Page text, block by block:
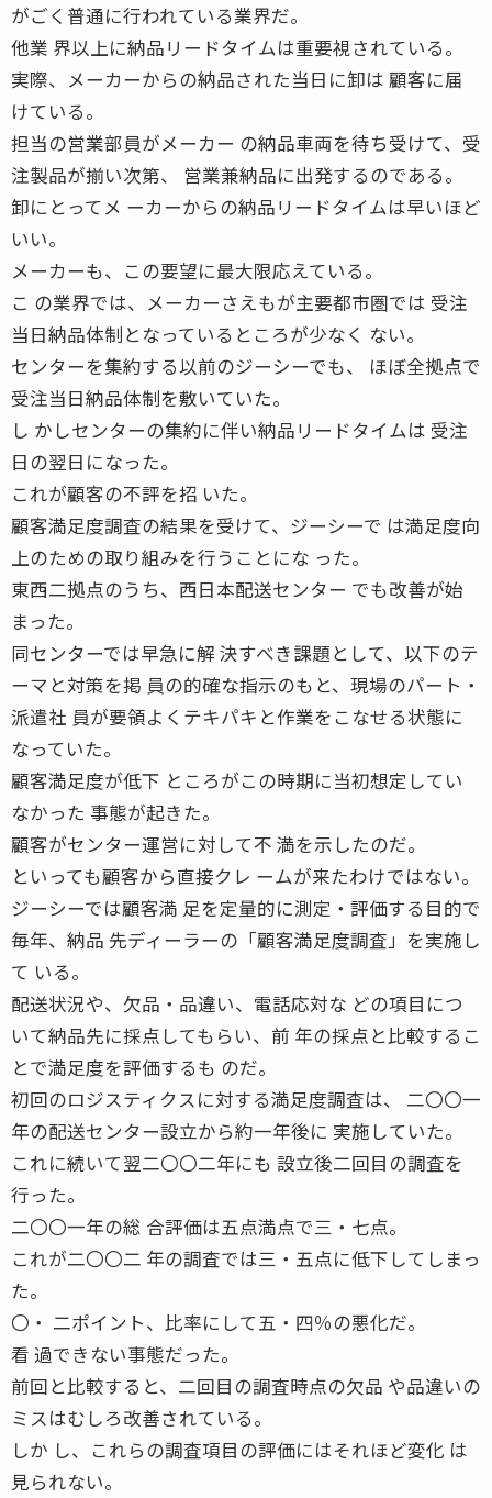
がごく普通に行われている業界だ。
他業 界以上に納品リードタイムは重要視されている。
実際、メーカーからの納品された当日に卸は 顧客に届
けている。
担当の営業部員がメーカー の納品車両を待ち受けて、受
注製品が揃い次第、 営業兼納品に出発するのである。
卸にとってメ ーカーからの納品リードタイムは早いほど
いい。
メーカーも、この要望に最大限応えている。
こ の業界では、メーカーさえもが主要都市圏では 受注
当日納品体制となっているところが少なく ない。
センターを集約する以前のジーシーでも、 ほぼ全拠点で
受注当日納品体制を敷いていた。
し かしセンターの集約に伴い納品リードタイムは 受注
日の翌日になった。
これが顧客の不評を招 いた。
顧客満足度調査の結果を受けて、ジーシーで は満足度向
上のための取り組みを行うことにな った。
東西二拠点のうち、西日本配送センター でも改善が始
まった。
同センターでは早急に解 決すべき課題として、以下のテ
ーマと対策を掲 員の的確な指示のもと、現場のパート・
派遣社 員が要領よくテキパキと作業をこなせる状態に
なっていた。
顧客満足度が低下 ところがこの時期に当初想定してい
なかった 事態が起きた。
顧客がセンター運営に対して不 満を示したのだ。
といっても顧客から直接クレ ームが来たわけではない。
ジーシーでは顧客満 足を定量的に測定・評価する目的で
毎年、納品 先ディーラーの「顧客満足度調査」を実施し
て いる。
配送状況や、欠品・品違い、電話応対な どの項目につ
いて納品先に採点してもらい、前 年の採点と比較するこ
とで満足度を評価するも のだ。
初回のロジスティクスに対する満足度調査は、 二〇〇一
年の配送センター設立から約一年後に 実施していた。
これに続いて翌二〇〇二年にも 設立後二回目の調査を
行った。
二〇〇一年の総 合評価は五点満点で三・七点。
これが二〇〇二 年の調査では三・五点に低下してしまっ
た。
〇・ 二ポイント、比率にして五・四％の悪化だ。
看 過できない事態だった。
前回と比較すると、二回目の調査時点の欠品 や品違いの
ミスはむしろ改善されている。
しか し、これらの調査項目の評価にはそれほど変化 は
見られない。